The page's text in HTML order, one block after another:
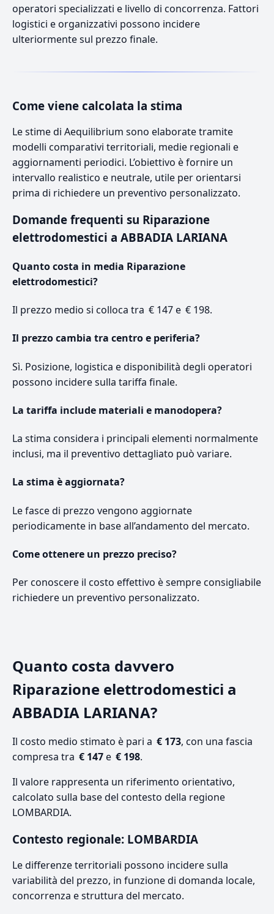
operatori specializzati e livello di concorrenza. Fattori
logistici e organizzativi possono incidere
ulteriormente sul prezzo finale.
Come viene calcolata la stima
Le stime di Aequilibrium sono elaborate tramite
modelli comparativi territoriali, medie regionali e
aggiornamenti periodici. L’obiettivo è fornire un
intervallo realistico e neutrale, utile per orientarsi
prima di richiedere un preventivo personalizzato.
Domande frequenti su Riparazione
elettrodomestici a ABBADIA LARIANA
Quanto costa in media Riparazione
elettrodomestici?
Il prezzo medio si colloca tra € 147 e € 198.
Il prezzo cambia tra centro e periferia?
Sì. Posizione, logistica e disponibilità degli operatori
possono incidere sulla tariffa finale.
La tariffa include materiali e manodopera?
La stima considera i principali elementi normalmente
inclusi, ma il preventivo dettagliato può variare.
La stima è aggiornata?
Le fasce di prezzo vengono aggiornate
periodicamente in base all’andamento del mercato.
Come ottenere un prezzo preciso?
Per conoscere il costo effettivo è sempre consigliabile
richiedere un preventivo personalizzato.
Quanto costa davvero
Riparazione elettrodomestici a
ABBADIA LARIANA?
Il costo medio stimato è pari a € 173, con una fascia
compresa tra € 147e € 198.
Il valore rappresenta un riferimento orientativo,
calcolato sulla base del contesto della regione
LOMBARDIA.
Contesto regionale: LOMBARDIA
Le differenze territoriali possono incidere sulla
variabilità del prezzo, in funzione di domanda locale,
concorrenza e struttura del mercato.